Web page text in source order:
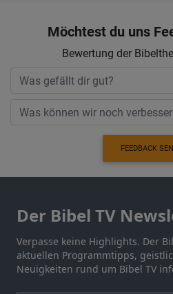
Möchtest du uns
Bewertung der
FEEDBACK
Der Bibel TV
Verpasse keine Highlights. Der
aktuellen Programmtipps,
Neuigkeiten rund um Bibel TV